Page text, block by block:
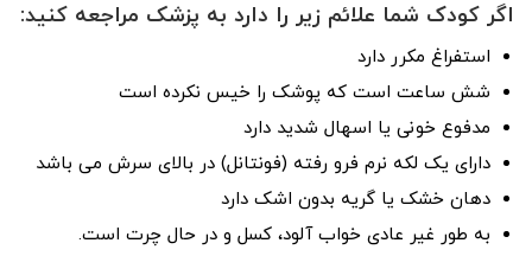
اگر کودک شما علائم زیر را دارد به پزشک مراجعه کنید:
استفراغ مکرر دارد
شش ساعت است که پوشک را خیس نکرده است
مدفوع خونی یا اسهال شدید دارد
دارای یک لکه نرم فرو رفته (فونتانل) در بالای سرش می باشد
دهان خشک یا گریه بدون اشک دارد
به طور غیر عادی خواب آلود، کسل و در حال چرت است.